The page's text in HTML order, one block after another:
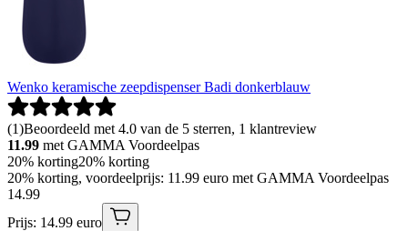
Wenko keramische zeepdispenser Badi donkerblauw
(1)Beoordeeld met 4.0 van de 5 sterren, 1 klantreview
11.99 met GAMMA Voordeelpas
20% korting20% korting
20% korting, voordeelprijs: 11.99 euro met GAMMA Voordeelpas
14.99
Prijs: 14.99 euro